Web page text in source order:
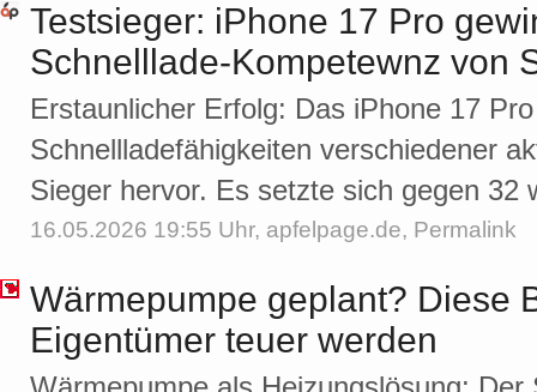
Testsieger: iPhone 17 Pro
Schnelllade-Kompetewnz von
Erstaunlicher Erfolg: Das iPhone 17
Schnellladefähigkeiten verschiedener
Sieger hervor. Es setzte sich gegen 32
16.05.2026 19:55 Uhr, apfelpage.de, Permalink
Wärmepumpe geplant? Diese
Eigentümer teuer werden